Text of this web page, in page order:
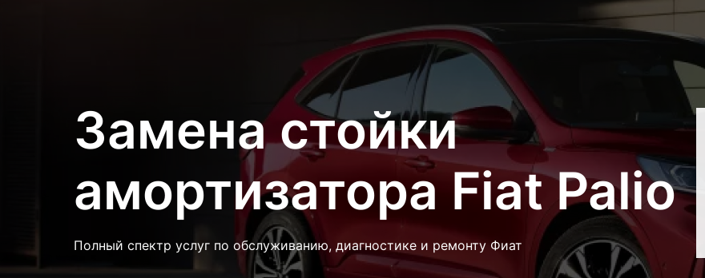
Замена стойки
амортизатора Fiat Palio
Полный спектр услуг по обслуживанию, диагностике и ремонту Фиат